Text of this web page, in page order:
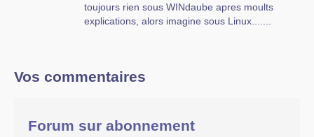
toujours rien sous WINdaube apres moults
explications, alors imagine sous Linux.......
Vos commentaires
Forum sur abonnement